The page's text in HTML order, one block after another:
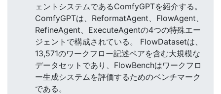
ェントシステムであるComfyGPTを紹介する。
ComfyGPTは、ReformatAgent、FlowAgent、
RefineAgent、ExecuteAgentの4つの特殊エー
ジェントで構成されている。 FlowDatasetは、
13,571のワークフロー記述ペアを含む大規模な
データセットであり、FlowBenchはワークフロ
ー生成システムを評価するためのベンチマーク
である。